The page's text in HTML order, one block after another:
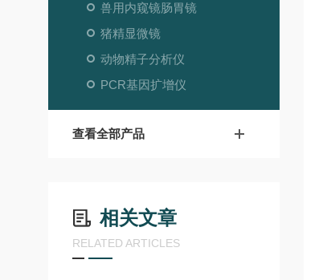
兽用内窥镜肠胃镜
猪精显微镜
动物精子分析仪
PCR基因扩增仪
查看全部产品
相关文章
RELATED ARTICLES